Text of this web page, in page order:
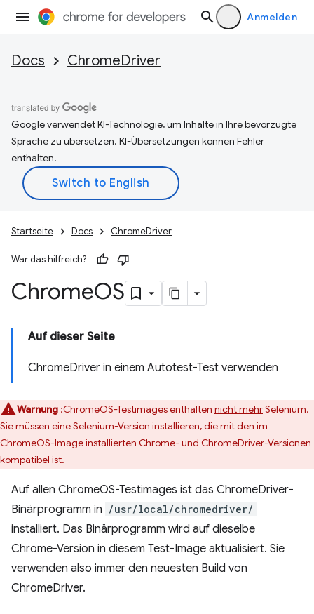
Anmelden
Docs ChromeDriver
Google verwendet KI-Technologie, um Inhalte in Ihre bevorzugte
Sprache zu übersetzen. KI-Übersetzungen können Fehler
enthalten.
Startseite Docs ChromeDriver
War das hilfreich?
ChromeOS
Auf dieser Seite
ChromeDriver in einem Autotest-Test verwenden
Warnung :ChromeOS-Testimages enthalten nicht mehrSelenium.
Sie müssen eine Selenium-Version installieren, die mit den im
ChromeOS-Image installierten Chrome- und ChromeDriver-Versionen
kompatibel ist.
Auf allen ChromeOS-Testimages ist das ChromeDriver-
Binärprogramm in /usr/local/chromedriver/
installiert. Das Binärprogramm wird auf dieselbe
Chrome-Version in diesem Test-Image aktualisiert. Sie
verwenden also immer den neuesten Build von
ChromeDriver.